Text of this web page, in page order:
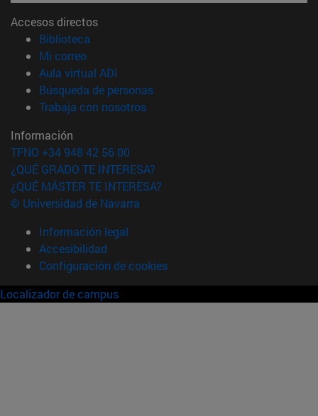
Accesos directos
Biblioteca
Mi correo(abre en nueva ventana)
Aula virtual ADI
Búsqueda de personas(abre en nueva ventana)
Trabaja con nosotros(abre en nueva ventana)
Información
TFNO +34 948 42 56 00
¿QUÉ GRADO TE INTERESA?
¿QUÉ MÁSTER TE INTERESA?
© Universidad de Navarra
Información legal
Accesibilidad
Configuración de cookies
Localizador de campus